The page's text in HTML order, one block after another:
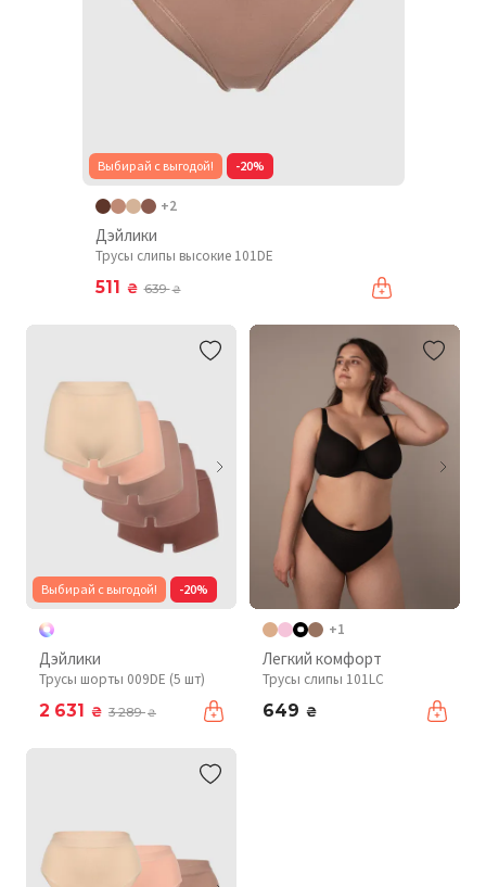
Выбирай с выгодой! -20%
+2
Дэйлики
Трусы слипы высокие 101DE
511 ₴ 639₴
Выбирай с выгодой! -20%
Дэйлики
Трусы шорты 009DE (5 шт)
2 631 ₴ 3 289₴
+1
Легкий комфорт
Трусы слипы 101LC
649 ₴